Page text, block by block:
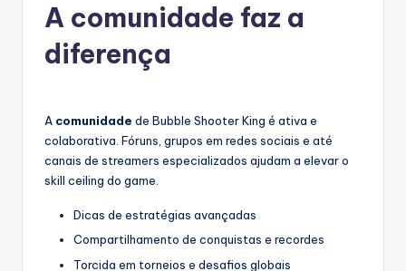
A comunidade faz a
diferença
A comunidade de Bubble Shooter King é ativa e
colaborativa. Fóruns, grupos em redes sociais e até
canais de streamers especializados ajudam a elevar o
skill ceiling do game.
Dicas de estratégias avançadas
Compartilhamento de conquistas e recordes
Torcida em torneios e desafios globais